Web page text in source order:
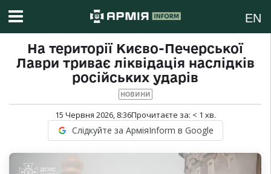
EN
На території Києво-Печерської
Лаври триває ліквідація наслідків
російських ударів
НОВИНИ
15 Червня 2026, 8:36Прочитаєте за: < 1 хв.
Слідкуйте за АрміяInform в Google